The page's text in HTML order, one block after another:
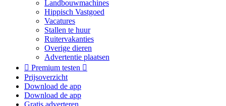
Landbouwmachines
Hippisch Vastgoed
Vacatures
Stallen te huur
Ruitervakanties
Overige dieren
Advertentie plaatsen
 Premium testen 
Prijsoverzicht
Download de app
Download de app
Gratis adverteren